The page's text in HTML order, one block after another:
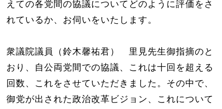
えての各党間の協議についてどのように評価をさ
れているか、お伺いをいたします。
衆議院議員（鈴木馨祐君） 里見先生御指摘のと
おり、自公両党間での協議、これは十回を超える
回数、これをさせていただきました。その中で、
御党が出された政治改革ビジョン、これについて